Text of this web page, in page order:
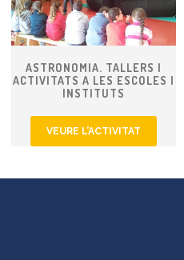
ASTRONOMIA. TALLERS I
ACTIVITATS A LES ESCOLES I
INSTITUTS
VEURE L’ACTIVITAT